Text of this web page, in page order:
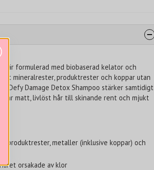
är formulerad med biobaserad kelator och
mineralrester, produktrester och koppar utan
Defy Damage Detox Shampoo stärker samtidigt
matt, livlöst hår till skinande rent och mjukt
produktrester, metaller (inklusive koppar) och
orsakade av klor